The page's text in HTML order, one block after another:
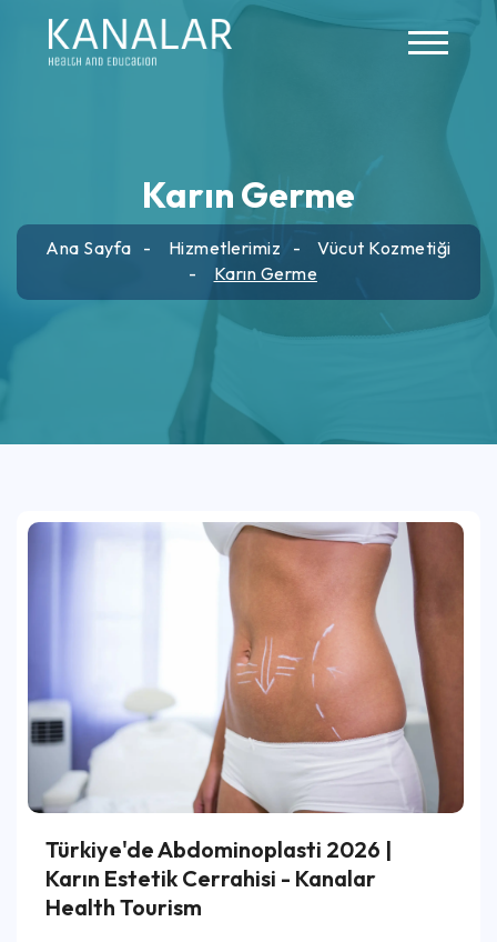
Karın Germe
Ana Sayfa Hizmetlerimiz
Vücut Kozmetiği
Karın Germe
Türkiye'de Abdominoplasti 2026 |
Karın Estetik Cerrahisi - Kanalar
Health Tourism